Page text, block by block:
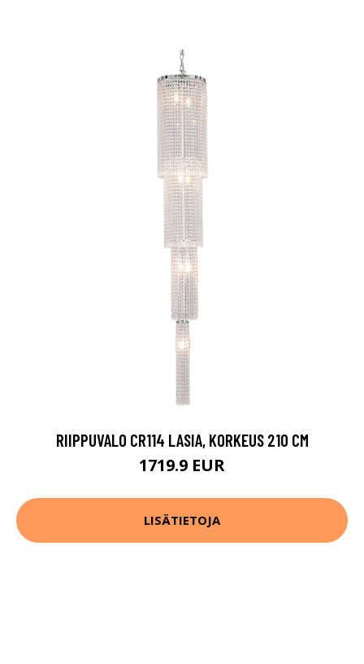
RIIPPUVALO CR114 LASIA, KORKEUS 210 CM
1719.9 EUR
LISÄTIETOJA